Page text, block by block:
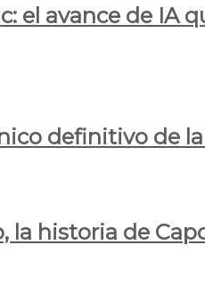
el avance de IA
definitivo de
la historia de